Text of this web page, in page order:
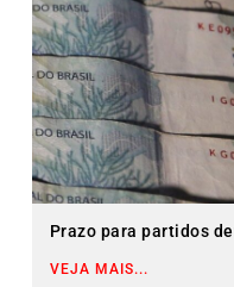
Prazo para partidos
VEJA MAIS...